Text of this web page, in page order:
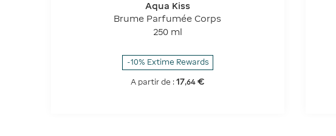
Aqua Kiss
Brume Parfumée Corps
250 ml
-10% Extime Rewards
A partir de :17,64 €